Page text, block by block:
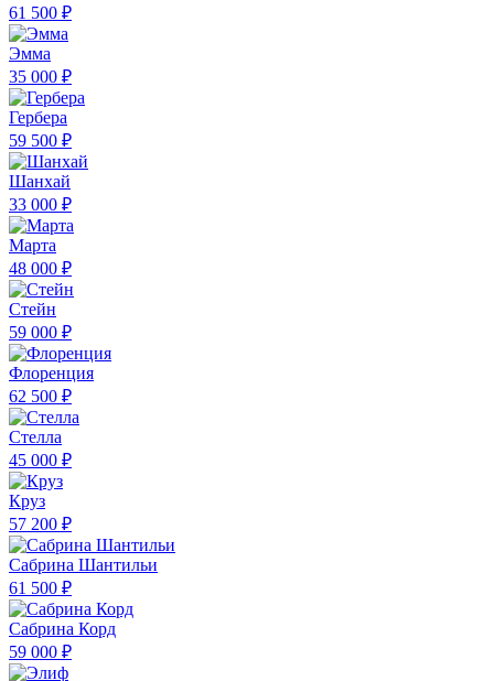
61 500 ₽
Эмма
35 000 ₽
Гербера
59 500 ₽
Шанхай
33 000 ₽
Марта
48 000 ₽
Стейн
59 000 ₽
Флоренция
62 500 ₽
Стелла
45 000 ₽
Круз
57 200 ₽
Сабрина Шантильи
61 500 ₽
Сабрина Корд
59 000 ₽